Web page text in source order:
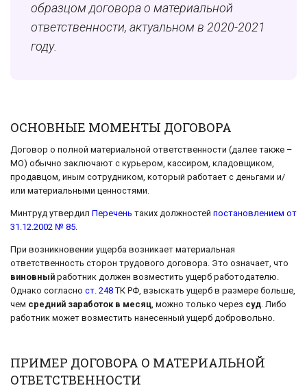
образцом договора о материальной
ответственности, актуальном в 2020-2021
году.
ОСНОВНЫЕ МОМЕНТЫ ДОГОВОРА
Договор о полной материальной ответственности (далее также –
МО) обычно заключают с курьером, кассиром, кладовщиком,
продавцом, иным сотрудником, который работает с деньгами и/
или материальными ценностями.
Минтруд утвердил Перечень таких должностей постановлением от
31.12.2002 № 85.
При возникновении ущерба возникает материальная
ответственность сторон трудового договора. Это означает, что
виновный работник должен возместить ущерб работодателю.
Однако согласно ст. 248 ТК РФ, взыскать ущерб в размере больше,
чем средний заработок в месяц, можно только через суд. Либо
работник может возместить нанесенный ущерб добровольно.
ПРИМЕР ДОГОВОРА О МАТЕРИАЛЬНОЙ
ОТВЕТСТВЕННОСТИ